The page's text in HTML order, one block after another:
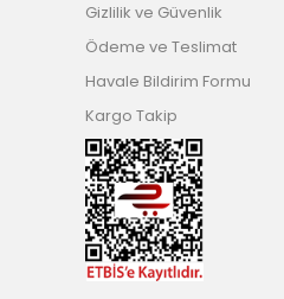
Gizlilik ve Güvenlik
Ödeme ve Teslimat
Havale Bildirim Formu
Kargo Takip